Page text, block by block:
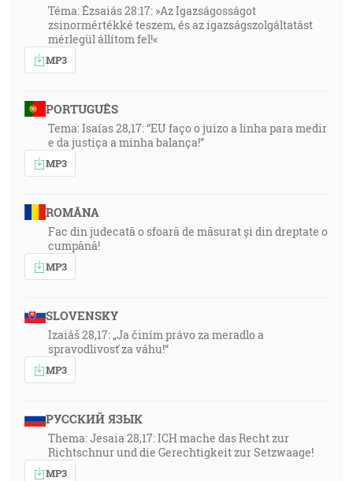
Téma: Ézsaiás 28:17: »Az Igazságosságot
zsinormértékké teszem, és az igazságszolgáltatást
mérlegül állítom fel!«
MP3
PORTUGUÊS
Tema: Isaías 28,17: “EU faço o juizo a linha para medir
e da justiça a minha balança!”
MP3
ROMÂNA
Fac din judecată o sfoară de măsurat și din dreptate o
cumpănă!
MP3
SLOVENSKY
Izaiáš 28,17: „Ja činím právo za meradlo a
spravodlivosť za váhu!“
MP3
РУССКИЙ ЯЗЫК
Thema: Jesaia 28,17: ICH mache das Recht zur
Richtschnur und die Gerechtigkeit zur Setzwaage!
MP3